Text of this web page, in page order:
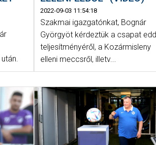
2022-09-03 11:54:18
Szakmai igazgatónkat, Bognár
Györgyöt kérdeztük a csapat
teljesítményéről, a Kozármisleny
elleni meccsről, illetv...